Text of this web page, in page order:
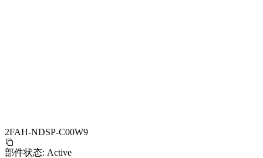
2FAH-NDSP-C00W9
部件状态: Active